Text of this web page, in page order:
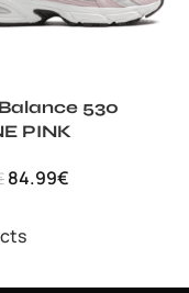
530
PINK
84.99€